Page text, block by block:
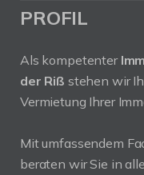
PROFIL
Als kompetenter
der Riß stehen wir
Vermietung Ihrer
Mit umfassendem
beraten wir Sie in